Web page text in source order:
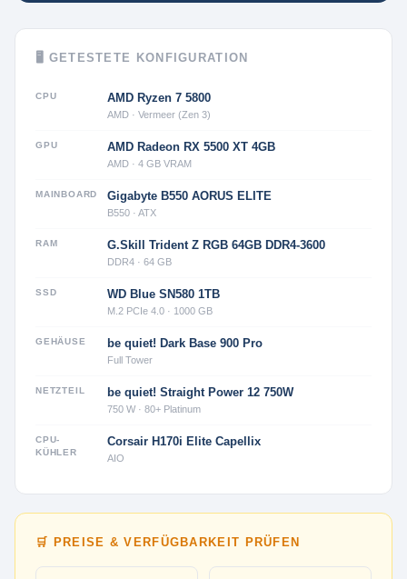
🖥 GETESTETE KONFIGURATION
CPU AMD Ryzen 7 5800
AMD · Vermeer (Zen 3)
GPU AMD Radeon RX 5500 XT 4GB
AMD · 4 GB VRAM
MAINBOARD Gigabyte B550 AORUS ELITE
B550 · ATX
RAM G.Skill Trident Z RGB 64GB DDR4-3600
DDR4 · 64 GB
SSD WD Blue SN580 1TB
M.2 PCIe 4.0 · 1000 GB
GEHÄUSE be quiet! Dark Base 900 Pro
Full Tower
NETZTEIL be quiet! Straight Power 12 750W
750 W · 80+ Platinum
CPU-
KÜHLER
Corsair H170i Elite Capellix
AIO
🛒 PREISE & VERFÜGBARKEIT PRÜFEN